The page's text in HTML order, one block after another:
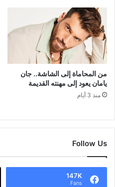
من المحاماة إلى الشاشة.. جان
يامان يعود إلى مهنته القديمة
منذ 3 أيام
Follow Us
147K
Fans